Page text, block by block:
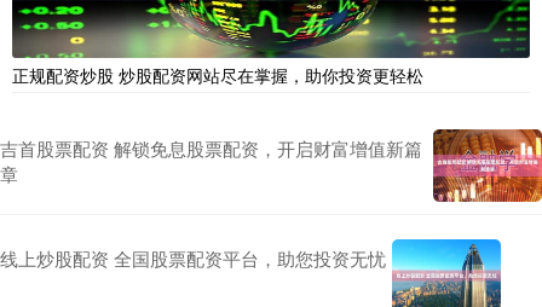
正规配资炒股 炒股配资网站尽在掌握，助你投资更轻松
吉首股票配资 解锁免息股票配资，开启财富增值新篇
章
线上炒股配资 全国股票配资平台，助您投资无忧